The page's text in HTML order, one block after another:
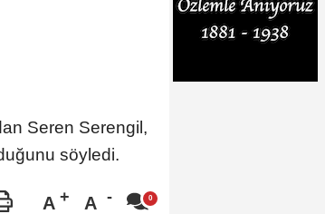
Seren Serengil,
söyledi.
A A